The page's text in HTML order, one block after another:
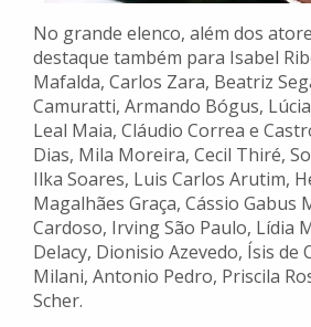
No grande elenco, além dos
destaque também para Isabel
Mafalda, Carlos Zara, Beatriz
Camuratti, Armando Bógus,
Leal Maia, Cláudio Correa e
Dias, Mila Moreira, Cecil Thiré,
Ilka Soares, Luis Carlos Arutim,
Magalhães Graça, Cássio Gabus
Cardoso, Irving São Paulo, Lídia
Delacy, Dionisio Azevedo, Ísis de
Milani, Antonio Pedro, Priscila
Scher.